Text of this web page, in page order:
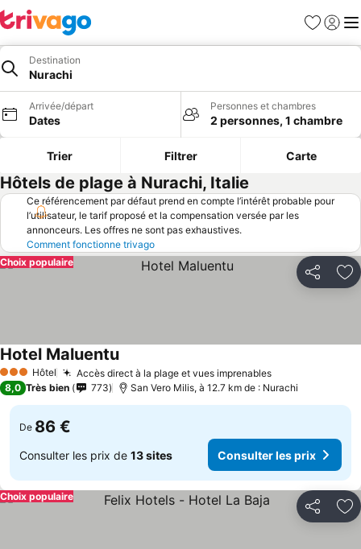
Favoris
Se
Destination
Nurachi
Arrivée/départ
Dates
Personnes et chambres
2 personnes, 1 chambre
Trier Filtrer Carte
Hôtels de plage à Nurachi, Italie
Ce référencement par défaut prend en compte l’intérêt probable pour
l’utilisateur, le tarif proposé et la compensation versée par les
annonceurs. Les offres ne sont pas exhaustives.
Comment fonctionne trivago
Partager
Choix populaire
3 ÉtoilesHôtel Accès direct à la plage et vues imprenables
Hotel Maluentu
8,0 Très bien 773 San Vero Milis, à 12.7 km de : Nurachi
De 86 €
Consulter les prix de 13 sites Consulter les prix
Partager
Choix populaire